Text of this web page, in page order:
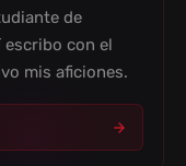
de
con el
mis aficiones.